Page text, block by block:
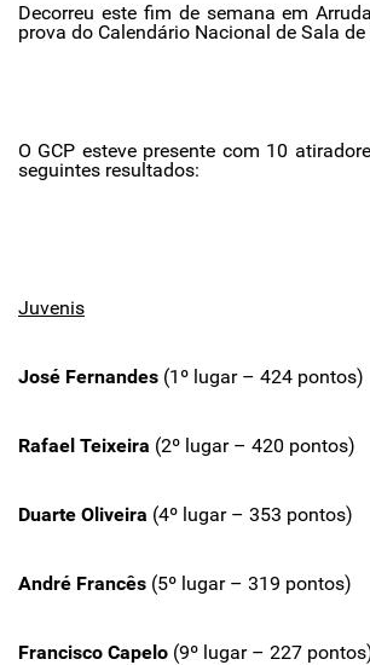
Decorreu este fim de semana em
prova do Calendário Nacional de Sala
O GCP esteve presente com 10
seguintes resultados:
Juvenis
José Fernandes (1º lugar – 424 pontos)
Rafael Teixeira (2º lugar – 420 pontos)
Duarte Oliveira (4º lugar – 353 pontos)
André Francês (5º lugar – 319 pontos)
Francisco Capelo (9º lugar – 227